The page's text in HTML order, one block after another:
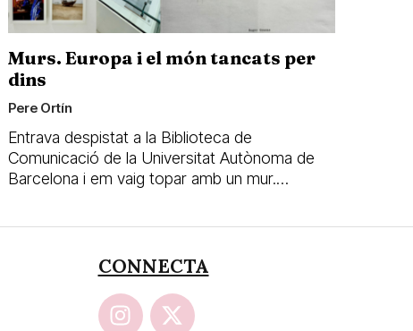
Murs. Europa i el món tancats per
dins
Pere Ortín
Entrava despistat a la Biblioteca de
Comunicació de la Universitat Autònoma de
Barcelona i em vaig topar amb un mur.…
CONNECTA